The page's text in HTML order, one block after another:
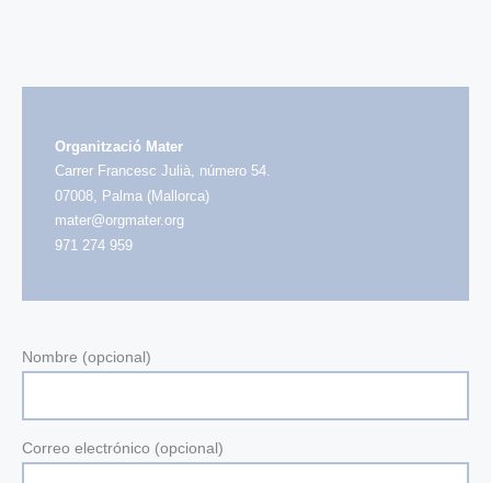
Organització Mater
Carrer Francesc Julià, número 54.
07008, Palma (Mallorca)
mater@orgmater.org
971 274 959
Nombre (opcional)
Correo electrónico (opcional)